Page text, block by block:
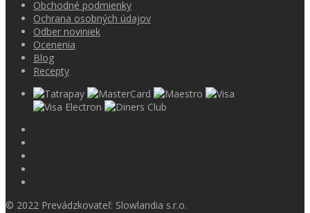
Obchodné podmienky
Ochrana osobných údajov
Odber noviniek
Ocenenia
Blog
Recepty
© 2022 Prevádzkovateľ: Slowlandia s.r.o.